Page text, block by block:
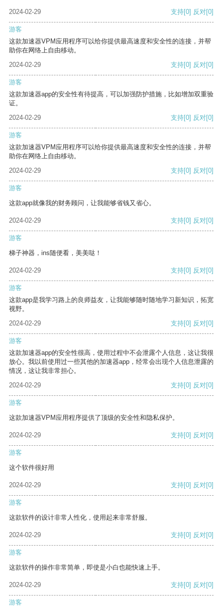
2024-02-29 支持[0] 反对[0]
游客
这款加速器VPM应用程序可以给你提供最高速度和安全性的连接，并帮
助你在网络上自由移动。
2024-02-29
支持[0] 反对[0]
游客
这款加速器app的安全性有待提高，可以加强防护措施，比如增加双重验
证。
2024-02-29
支持[0] 反对[0]
游客
这款加速器VPM应用程序可以给你提供最高速度和安全性的连接，并帮
助你在网络上自由移动。
2024-02-29
支持[0] 反对[0]
游客
这款app就像我的财务顾问，让我能够省钱又省心。
2024-02-29 支持[0] 反对[0]
游客
梯子神器，ins随便看，美美哒！
2024-02-29 支持[0] 反对[0]
游客
这款app是我学习路上的良师益友，让我能够随时随地学习新知识，拓宽
视野。
2024-02-29
支持[0] 反对[0]
游客
这款加速器app的安全性很高，使用过程中不会泄露个人信息，这让我很
放心。我以前使用过一些其他的加速器app，经常会出现个人信息泄露的
情况，这让我非常担心。
2024-02-29
支持[0] 反对[0]
游客
这款加速器VPM应用程序提供了顶级的安全性和隐私保护。
2024-02-29 支持[0] 反对[0]
游客
这个软件很好用
2024-02-29 支持[0] 反对[0]
游客
这款软件的设计非常人性化，使用起来非常舒服。
2024-02-29 支持[0] 反对[0]
游客
这款软件的操作非常简单，即使是小白也能快速上手。
2024-02-29 支持[0] 反对[0]
游客